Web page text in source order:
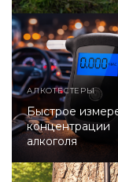
АЛКОТЕСТЕРЫ
Быстрое
концентрации
алкоголя